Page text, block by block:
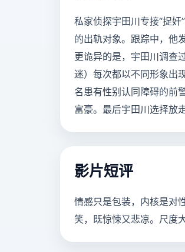
私家侦探宇田川专接“捉
的出轨对象。跟踪中，他
更诡异的是，宇田川调查
迷）每次都以不同形象出
名患有性别认同障碍的前
富豪。最后宇田川选择放
影片短评
情感只是包装，内核是对
笑，既惊悚又悲凉。尺度